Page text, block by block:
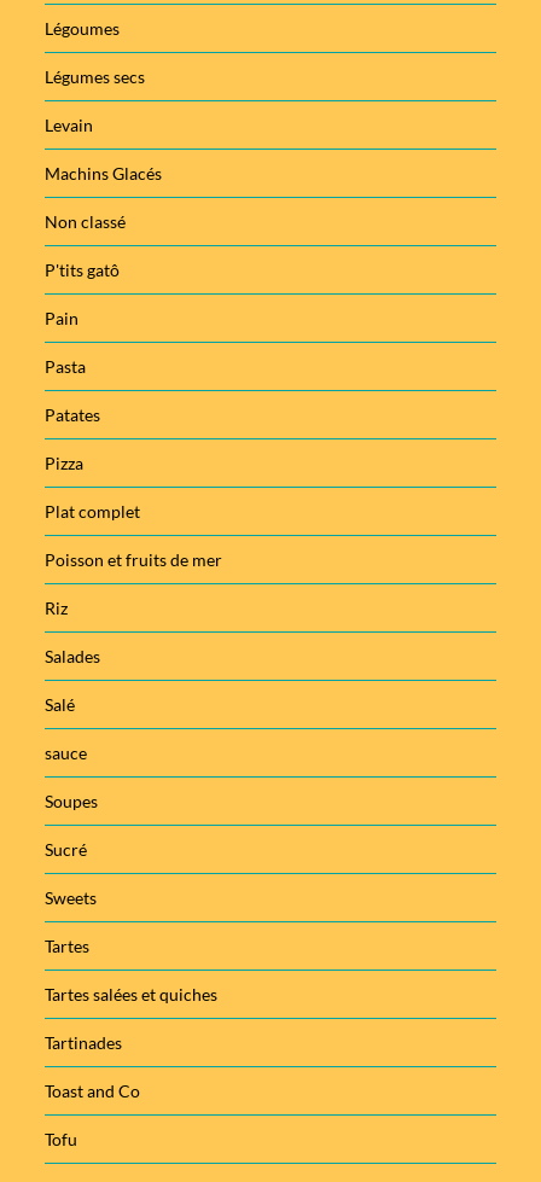
Légoumes
Légumes secs
Levain
Machins Glacés
Non classé
P'tits gatô
Pain
Pasta
Patates
Pizza
Plat complet
Poisson et fruits de mer
Riz
Salades
Salé
sauce
Soupes
Sucré
Sweets
Tartes
Tartes salées et quiches
Tartinades
Toast and Co
Tofu